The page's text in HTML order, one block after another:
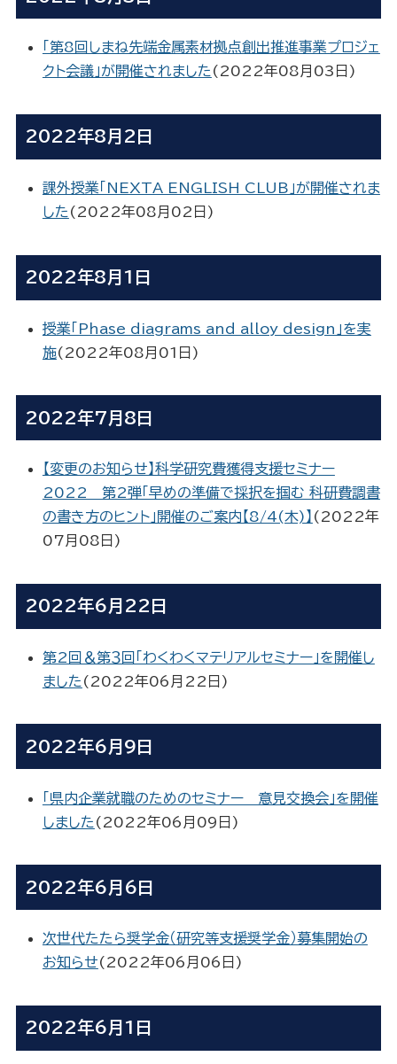
「第8回しまね先端金属素材拠点創出推進事業プロジェ
クト会議」が開催されました ( 2022年08月03日 )
2022年8月2日
課外授業「NEXTA ENGLISH CLUB」が開催されま
した ( 2022年08月02日 )
2022年8月1日
授業「Phase diagrams and alloy design」を実
施( 2022年08月01日 )
2022年7月8日
【変更のお知らせ】科学研究費獲得支援セミナー
2022 第2弾「早めの準備で採択を掴む 科研費調書
の書き方のヒント」開催のご案内【8/4(木)】 ( 2022年
07月08日 )
2022年6月22日
第2回＆第３回「わくわくマテリアルセミナー」を開催し
ました ( 2022年06月22日 )
2022年6月9日
「県内企業就職のためのセミナー 意見交換会」を開催
しました (2022年06月09日 )
2022年6月6日
次世代たたら奨学金（研究等支援奨学金）募集開始の
お知らせ( 2022年06月06日 )
2022年6月1日